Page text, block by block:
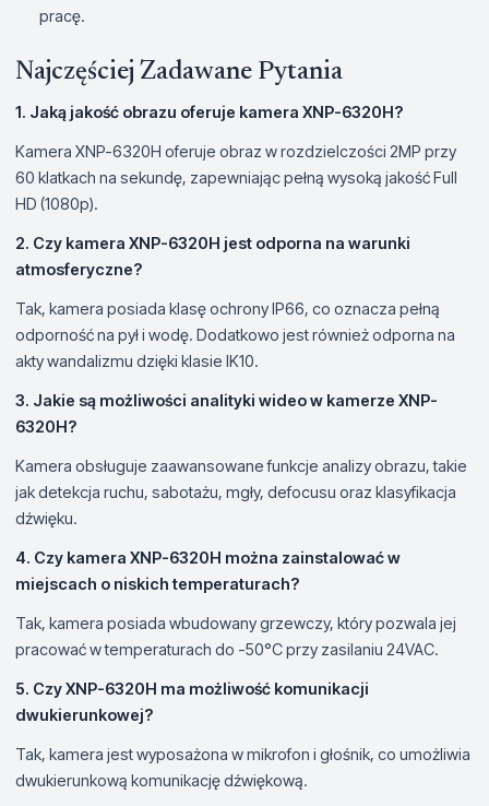
pracę.
Najczęściej Zadawane Pytania
1. Jaką jakość obrazu oferuje kamera XNP-6320H?
Kamera XNP-6320H oferuje obraz w rozdzielczości 2MP przy
60 klatkach na sekundę, zapewniając pełną wysoką jakość Full
HD (1080p).
2. Czy kamera XNP-6320H jest odporna na warunki
atmosferyczne?
Tak, kamera posiada klasę ochrony IP66, co oznacza pełną
odporność na pył i wodę. Dodatkowo jest również odporna na
akty wandalizmu dzięki klasie IK10.
3. Jakie są możliwości analityki wideo w kamerze XNP-
6320H?
Kamera obsługuje zaawansowane funkcje analizy obrazu, takie
jak detekcja ruchu, sabotażu, mgły, defocusu oraz klasyfikacja
dźwięku.
4. Czy kamera XNP-6320H można zainstalować w
miejscach o niskich temperaturach?
Tak, kamera posiada wbudowany grzewczy, który pozwala jej
pracować w temperaturach do -50°C przy zasilaniu 24VAC.
5. Czy XNP-6320H ma możliwość komunikacji
dwukierunkowej?
Tak, kamera jest wyposażona w mikrofon i głośnik, co umożliwia
dwukierunkową komunikację dźwiękową.